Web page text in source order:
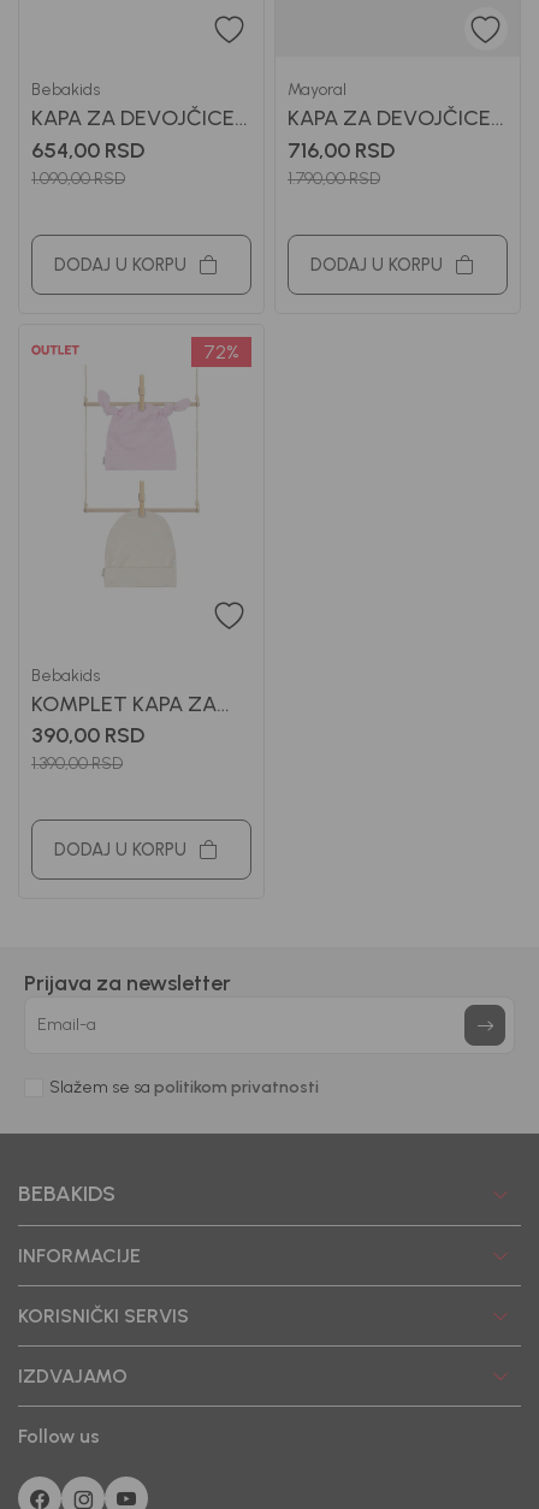
Bebakids
KAPA ZA DEVOJČICE
BEBAKIDS
654,00 RSD
1.090,00RSD
DODAJ U KORPU
Mayoral
KAPA ZA DEVOJČICE
MAYORAL
716,00 RSD
1.790,00RSD
DODAJ U KORPU
72%
Bebakids
KOMPLET KAPA ZA
DEVOJCICE ALINA
390,00 RSD
1.390,00RSD
DODAJ U KORPU
Prijava za newsletter
Email-a
Slažem se sa politikom privatnosti
BEBAKIDS
INFORMACIJE
KORISNIČKI SERVIS
IZDVAJAMO
Follow us